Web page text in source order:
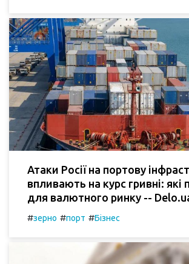
Атаки Росії на портову
впливають на курс гривні: які
для валютного ринку --
#зерно #порт #Бізнес